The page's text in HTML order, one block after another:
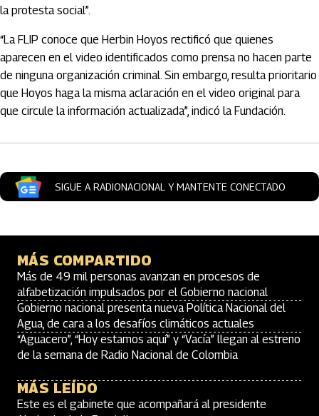
la protesta social”.
“La FLIP conoce que Herbin Hoyos rectificó que quienes
aparecen en el video identificados como prensa no hacen parte
de ninguna organización criminal. Sin embargo, resulta prioritario
que Hoyos haga la misma aclaración en el video original para
que circule la información actualizada”, indicó la Fundación.
SIGUE A RADIONACIONAL Y MANTENTE CONECTADO
MÁS COMPARTIDO
Más de 49 mil personas avanzan en procesos de
alfabetización impulsados por el Gobierno nacional
Gobierno nacional presenta nueva Política Nacional del
Agua, de cara a los desafíos climáticos actuales
“Aguacero”, “Hoy estamos aquí” y “Vacía” llegan al estreno
de la semana de Radio Nacional de Colombia
MÁS LEÍDO
Este es el gabinete que acompañará al presidente